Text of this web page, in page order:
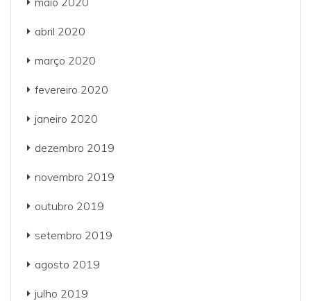
abril 2020
março 2020
fevereiro 2020
janeiro 2020
dezembro 2019
novembro 2019
outubro 2019
setembro 2019
agosto 2019
julho 2019